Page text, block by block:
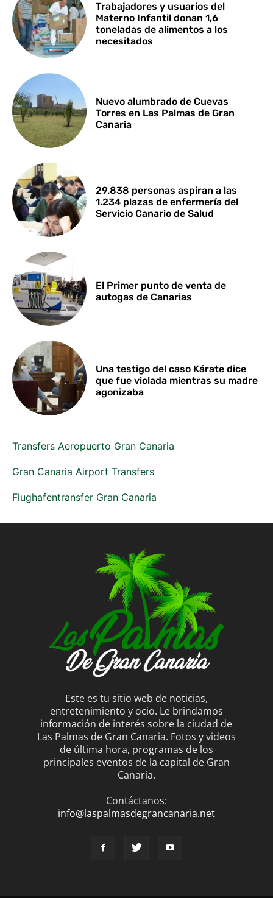
Trabajadores y usuarios del
Materno Infantil donan 1,6
toneladas de alimentos a los
necesitados
Nuevo alumbrado de Cuevas
Torres en Las Palmas de Gran
Canaria
29.838 personas aspiran a las
1.234 plazas de enfermería del
Servicio Canario de Salud
El Primer punto de venta de
autogas de Canarias
Una testigo del caso Kárate dice
que fue violada mientras su madre
agonizaba
Transfers Aeropuerto Gran Canaria
Gran Canaria Airport Transfers
Flughafentransfer Gran Canaria
Este es tu sitio web de noticias,
entretenimiento y ocio. Le brindamos
información de interés sobre la ciudad de
Las Palmas de Gran Canaria. Fotos y videos
de última hora, programas de los
principales eventos de la capital de Gran
Canaria.
Contáctanos:
info@laspalmasdegrancanaria.net